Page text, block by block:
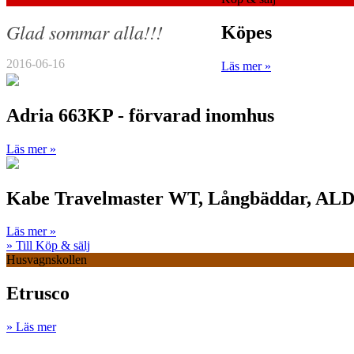
Glad sommar alla!!!
2016-06-16
Köpes
Läs mer »
Adria 663KP - förvarad inomhus
Läs mer »
Kabe Travelmaster WT, Långbäddar,
Läs mer »
» Till Köp & sälj
Husvagnskollen
Etrusco
» Läs mer